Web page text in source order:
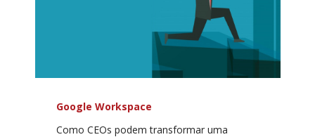
Google Workspace
Como CEOs podem transformar uma